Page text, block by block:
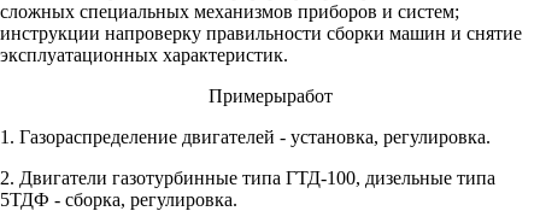
сложных специальных механизмов приборов и систем;
инструкции напроверку правильности сборки машин и снятие
эксплуатационных характеристик.
Примерыработ
1. Газораспределение двигателей - установка, регулировка.
2. Двигатели газотурбинные типа ГТД-100, дизельные типа
5ТДФ - сборка, регулировка.